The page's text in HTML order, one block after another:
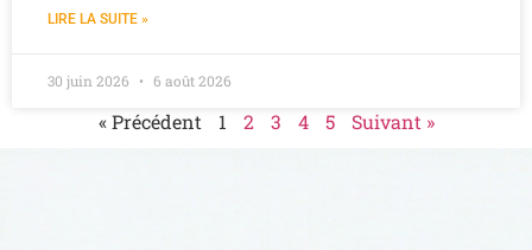
LIRE LA SUITE »
30 juin 2026 6 août 2026
« Précédent 1 2 3 4 5 Suivant »